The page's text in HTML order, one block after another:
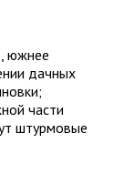
южнее
дачных
части
штурмовые